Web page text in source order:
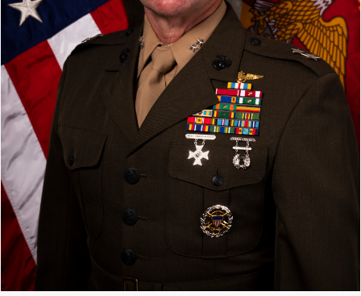
Theo dõi báo trên
Hotline
0906 645 777
Liên hệ quảng cáo
0908 780 404
Đặt báo Quảng cáo Tòa soạn Chính sách bảo
Tổng biên tập: Nguyễn Ngọc Toàn
Phó tổng biên tập thường trực: Hải Thành
Phó tổng biên tập: Lâm Hiếu Dũng
Phó tổng biên tập: Trần Việt Hưng
Tổng thư ký tòa soạn: Đức Trung
Giấy phép xuất bản số 110/GP - BTTTT cấp ngày 24.3.2020
© 2003-2026 Bản quyền thuộc về Báo Thanh Niên. Cấm sao